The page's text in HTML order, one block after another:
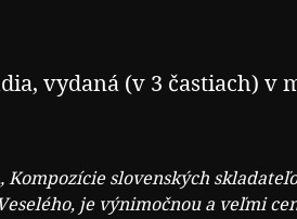
vydaná (v 3 častiach) v
Kompozície slovenských
Veselého, je výnimočnou a veľmi